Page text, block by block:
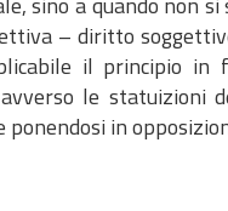
– diritto
il principio in
le statuizioni
in